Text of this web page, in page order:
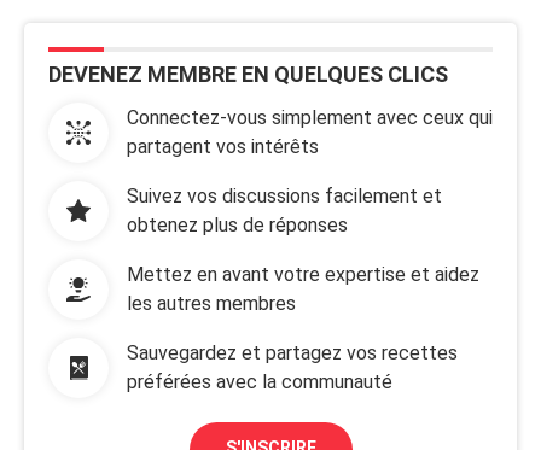
DEVENEZ MEMBRE EN QUELQUES CLICS
Connectez-vous simplement avec ceux qui
partagent vos intérêts
Suivez vos discussions facilement et
obtenez plus de réponses
Mettez en avant votre expertise et aidez
les autres membres
Sauvegardez et partagez vos recettes
préférées avec la communauté